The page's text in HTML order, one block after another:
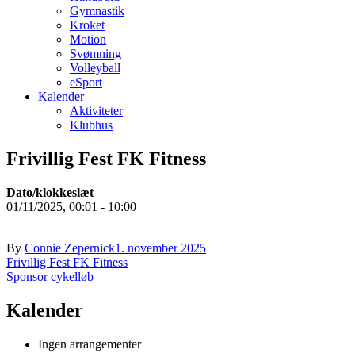
Gymnastik
Kroket
Motion
Svømning
Volleyball
eSport
Kalender
Aktiviteter
Klubhus
Frivillig Fest FK Fitness
Dato/klokkeslæt
01/11/2025, 00:01 - 10:00
By Connie Zepernick1. november 2025
Indlægsnavigation
Frivillig Fest FK Fitness
Sponsor cykelløb
Kalender
Ingen arrangementer